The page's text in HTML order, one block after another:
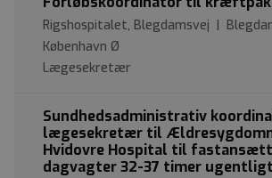
Rigshospitalet, Blegdamsvej |
København Ø
Lægesekretær
Sundhedsadministrativ
lægesekretær til
Hvidovre Hospital til
dagvagter 32-37 timer ugentligt